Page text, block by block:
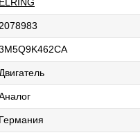
2078983
Двигатель
Германия